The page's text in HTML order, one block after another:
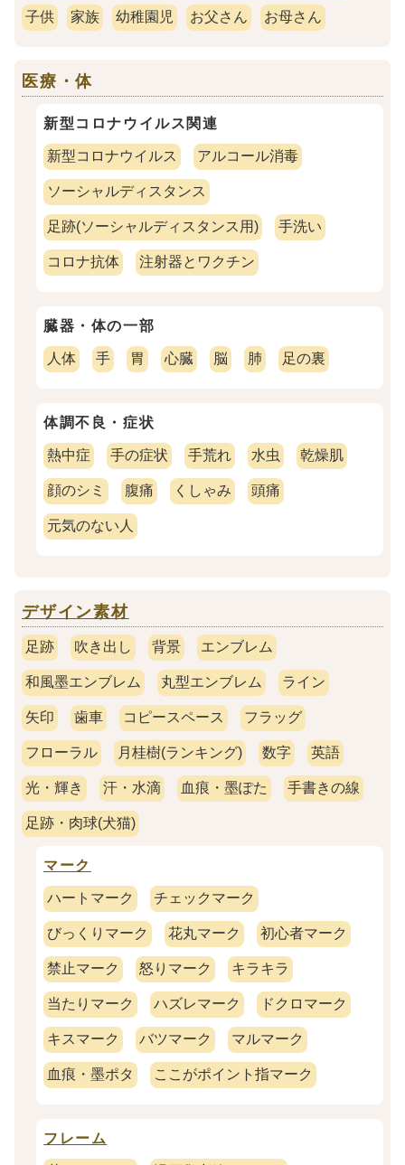
子供 家族 幼稚園児 お父さん お母さん
医療・体
新型コロナウイルス関連
新型コロナウイルス アルコール消毒
ソーシャルディスタンス
足跡(ソーシャルディスタンス用) 手洗い
コロナ抗体 注射器とワクチン
臓器・体の一部
人体 手 胃 心臓 脳 肺 足の裏
体調不良・症状
熱中症 手の症状 手荒れ 水虫 乾燥肌
顔のシミ 腹痛 くしゃみ 頭痛
元気のない人
デザイン素材
足跡 吹き出し 背景 エンブレム
和風墨エンブレム 丸型エンブレム ライン
矢印 歯車 コピースペース フラッグ
フローラル 月桂樹(ランキング) 数字 英語
光・輝き 汗・水滴 血痕・墨ぽた 手書きの線
足跡・肉球(犬猫)
マーク
ハートマーク チェックマーク
びっくりマーク 花丸マーク 初心者マーク
禁止マーク 怒りマーク キラキラ
当たりマーク ハズレマーク ドクロマーク
キスマーク バツマーク マルマーク
血痕・墨ポタ ここがポイント指マーク
フレーム